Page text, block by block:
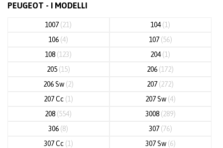
PEUGEOT - I MODELLI
1007 (21) 104(1)
106 (4) 107 (56)
108 (123) 204(1)
205 (15) 206 (172)
206 Sw (2) 207 (272)
207 Cc (1) 207 Sw (4)
208 (554) 3008 (289)
306 (8) 307 (76)
307 Cc (1) 307 Sw (6)